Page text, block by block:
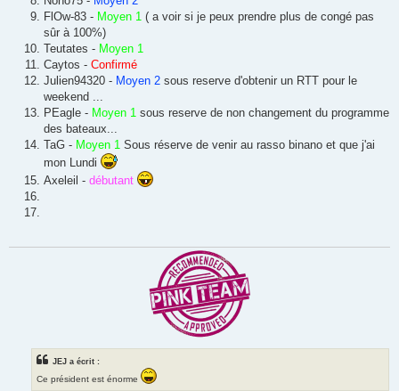
FlOw-83 - Moyen 1 ( a voir si je peux prendre plus de congé pas
sûr à 100%)
Teutates - Moyen 1
Caytos - Confirmé
Julien94320 - Moyen 2 sous reserve d'obtenir un RTT pour le
weekend ...
PEagle - Moyen 1 sous reserve de non changement du programme
des bateaux...
TaG - Moyen 1 Sous réserve de venir au rasso binano et que j'ai
mon Lundi
Axeleil - débutant
JEJ a écrit :
Ce président est énorme